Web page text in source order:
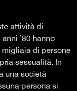
attività di
’80 hanno
migliaia di persone
sessualità. In
una società
persona si